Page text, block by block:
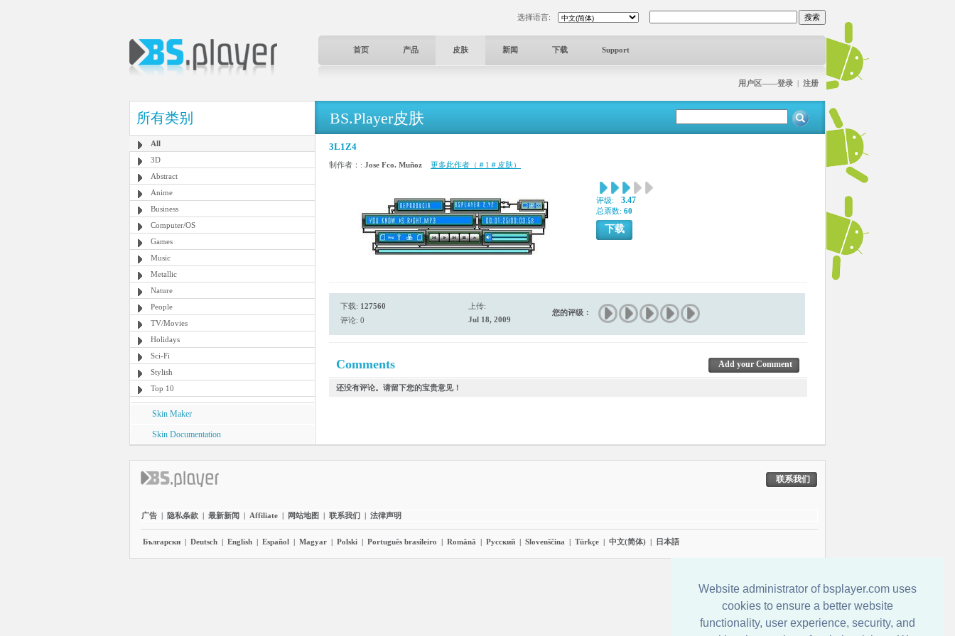
Website administrator of bsplayer.com uses
cookies to ensure a better website
functionality, user experience, security, and
选择语言:
首页 产品 皮肤 新闻 下载 Support
用户区——登录 | 注册
所有类别
All
3D
Abstract
Anime
Business
Computer/OS
Games
Music
Metallic
Nature
People
TV/Movies
Holidays
Sci-Fi
Stylish
Top 10
Skin Maker
Skin Documentation
BS.Player皮肤
3L1Z4
制作者：: Jose Fco. Muñoz 更多此作者（＃1＃皮肤）
评级: 3.47
总票数: 60
下载
下载: 127560
评论: 0
上传:
Jul 18, 2009
您的评级：
Comments Add your Comment
还没有评论。请留下您的宝贵意见！
联系我们
广告 | 隐私条款 | 最新新闻 | Affiliate | 网站地图 | 联系我们 | 法律声明
Български | Deutsch | English | Español | Magyar | Polski | Português brasileiro | Română | Pyccĸий | Slovenščina | Türkçe | 中文(简体) | 日本語